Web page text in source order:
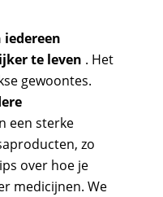
iedereen
te leven . Het
gewoontes.
een sterke
zo
over hoe je
medicijnen. We